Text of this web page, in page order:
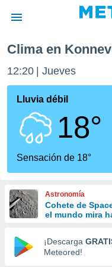
de
ha sido
para
que se
calidad.
a este
las
y
forma
digital
basada
Clima en
12:20 Jueves
Lluvia débil
18°
Sensación de 18°
Astronomía
Cohete de
el mundo mira
¡Descarga
Meteored!